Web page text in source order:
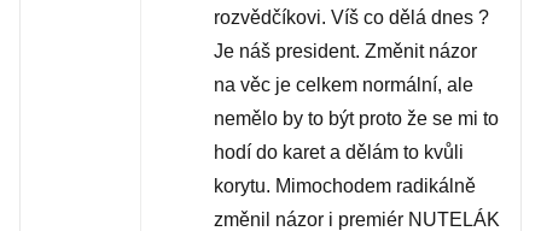
rozvědčíkovi. Víš co dělá dnes ?
Je náš president. Změnit názor
na věc je celkem normální, ale
nemělo by to být proto že se mi to
hodí do karet a dělám to kvůli
korytu. Mimochodem radikálně
změnil názor i premiér NUTELÁK